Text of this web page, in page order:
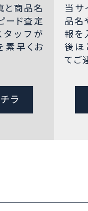
と商品名
ード査定
ッフが
早くお
ラ
当サ
品名
報を
後ほ
てご